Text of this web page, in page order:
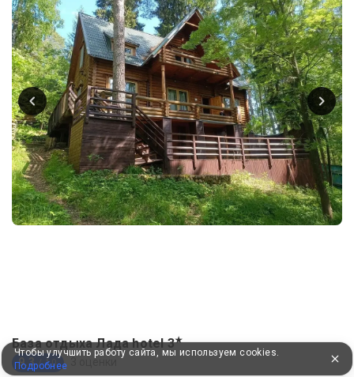
База отдыха Лада hotel 3★
9.3/ 10 3 оценки
Чтобы улучшить работу сайта, мы используем cookies.
Подробнее